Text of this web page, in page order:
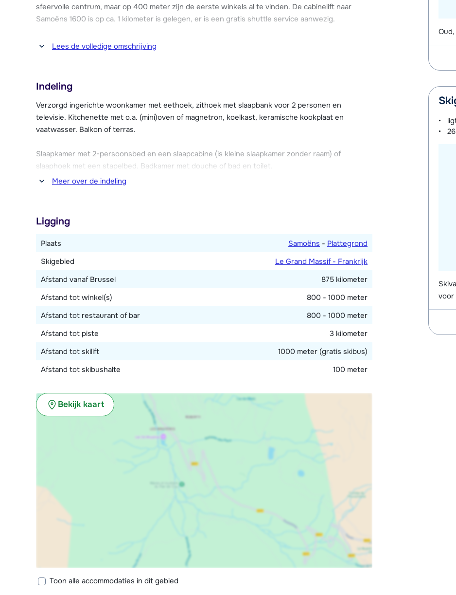
sfeervolle centrum, maar op 400 meter zijn de eerste winkels al te vinden. De cabinelift naar
Samoëns 1600 is op ca. 1 kilometer is gelegen, er is een gratis shuttle service aanwezig.
In de résidence bevindt zich onder andere een verwarmd binnenzwembad waar gratis gebruik
Lees de volledige omschrijving
Indeling
Verzorgd ingerichte woonkamer met eethoek, zithoek met slaapbank voor 2 personen en
televisie. Kitchenette met o.a. (mini)oven of magnetron, koelkast, keramische kookplaat en
vaatwasser. Balkon of terras.
Slaapkamer met 2-persoonsbed en een slaapcabine (is kleine slaapkamer zonder raam) of
slaaphoek met een stapelbed. Badkamer met douche of bad en toilet.
Meer over de indeling
Ligging
Plaats Samoëns - Plattegrond
Skigebied
Le Grand Massif - Frankrijk
Afstand vanaf Brussel
875 kilometer
Afstand tot winkel(s)
800 - 1000 meter
Afstand tot restaurant of bar
800 - 1000 meter
Afstand tot piste
3 kilometer
Afstand tot skilift
1000 meter (gratis skibus)
Afstand tot skibushalte
100 meter
Bekijk kaart
Toon alle accommodaties in dit gebied
voor